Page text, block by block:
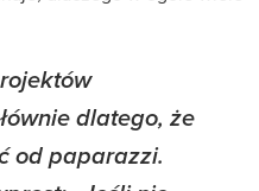
dlatego, że
od paparazzi.